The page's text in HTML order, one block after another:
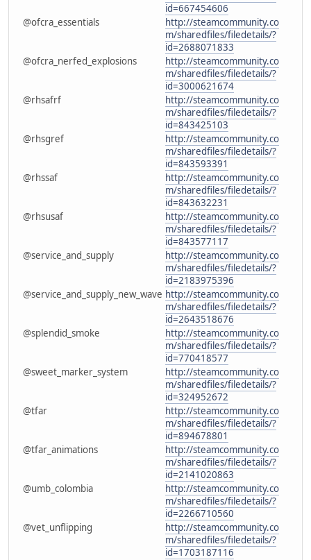
id=667454606
@ofcra_essentials
http://steamcommunity.co
m/sharedfiles/filedetails/?
id=2688071833
@ofcra_nerfed_explosions
http://steamcommunity.co
m/sharedfiles/filedetails/?
id=3000621674
@rhsafrf
http://steamcommunity.co
m/sharedfiles/filedetails/?
id=843425103
@rhsgref
http://steamcommunity.co
m/sharedfiles/filedetails/?
id=843593391
@rhssaf
http://steamcommunity.co
m/sharedfiles/filedetails/?
id=843632231
@rhsusaf
http://steamcommunity.co
m/sharedfiles/filedetails/?
id=843577117
@service_and_supply
http://steamcommunity.co
m/sharedfiles/filedetails/?
id=2183975396
@service_and_supply_new_wave http://steamcommunity.co
m/sharedfiles/filedetails/?
id=2643518676
@splendid_smoke
http://steamcommunity.co
m/sharedfiles/filedetails/?
id=770418577
@sweet_marker_system
http://steamcommunity.co
m/sharedfiles/filedetails/?
id=324952672
@tfar
http://steamcommunity.co
m/sharedfiles/filedetails/?
id=894678801
@tfar_animations
http://steamcommunity.co
m/sharedfiles/filedetails/?
id=2141020863
@umb_colombia
http://steamcommunity.co
m/sharedfiles/filedetails/?
id=2266710560
@vet_unflipping
http://steamcommunity.co
m/sharedfiles/filedetails/?
id=1703187116